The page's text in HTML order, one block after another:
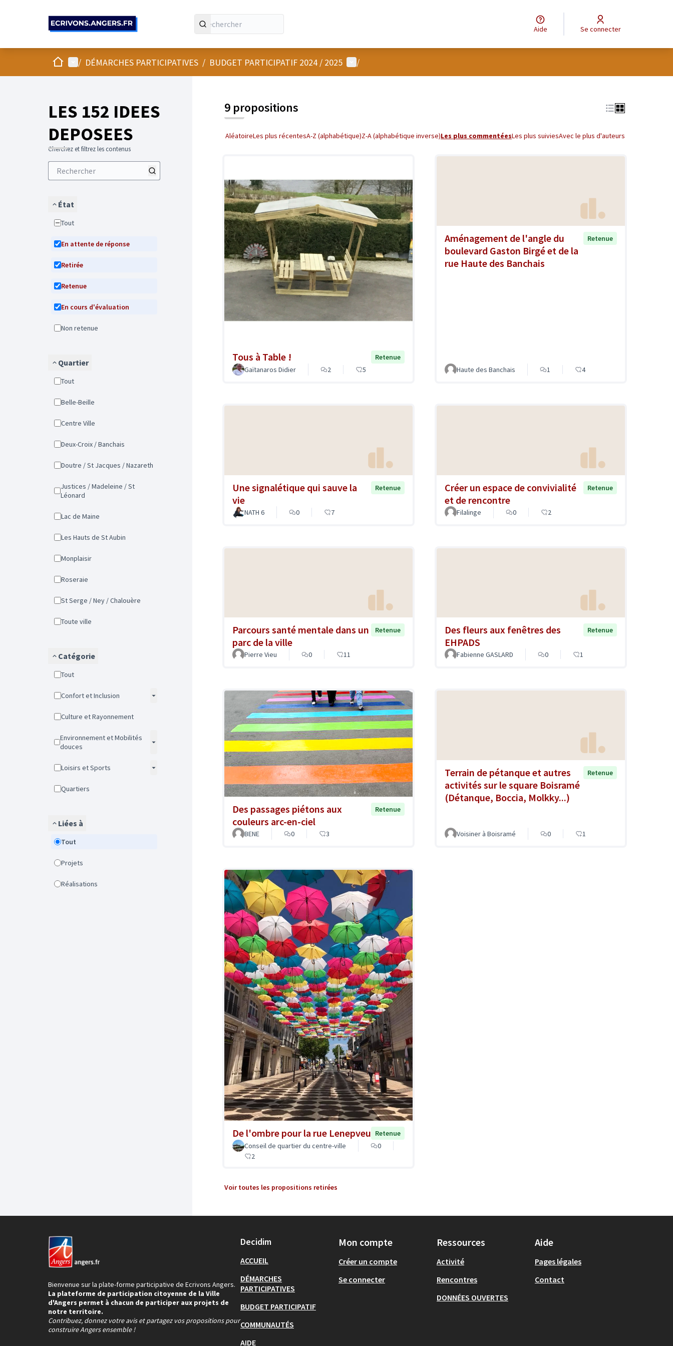
Aide Se connecter
AccueilMenu principal
/ DÉMARCHES PARTICIPATIVES / BUDGET PARTICIPATIF 2024 / 2025 Menu utilisateur
/
LES 152 IDEES
DEPOSEES
Cherchez et filtrez les contenus
État
Tout
En attente de réponse
Retirée
Retenue
En cours d'évaluation
Non retenue
Quartier
Tout
Belle-Beille
Centre Ville
Deux-Croix / Banchais
Doutre / St Jacques / Nazareth
Justices / Madeleine / St
Léonard
Lac de Maine
Les Hauts de St Aubin
Monplaisir
Roseraie
St Serge / Ney / Chalouère
Toute ville
Catégorie
Tout
Confort et Inclusion
Culture et Rayonnement
Environnement et Mobilités
douces
Loisirs et Sports
Quartiers
Liées à
Tout
Projets
Réalisations
9 propositions
AléatoireLes plus récentesA-Z (alphabétique)Z-A (alphabétique inverse)Les plus commentéesLes plus suiviesAvec le plus d'auteurs
Tous à Table !
Retenue
Gaïtanaros Didier
2 5
Aménagement de l'angle du
boulevard Gaston Birgé et de la
rue Haute des Banchais
Retenue
Haute des Banchais 1 4
Une signalétique qui sauve la
vie
Retenue
NATH 6 0 7
Créer un espace de convivialité
et de rencontre
Retenue
Filalinge 0 2
Parcours santé mentale dans un
parc de la ville
Retenue
Pierre Vieu 0 11
Des fleurs aux fenêtres des
EHPADS
Retenue
Fabienne GASLARD 0 1
Des passages piétons aux
couleurs arc-en-ciel
Retenue
BENE 0 3
Terrain de pétanque et autres
activités sur le square Boisramé
(Détanque, Boccia, Molkky...)
Retenue
Voisiner à Boisramé 0 1
De l'ombre pour la rue Lenepveu Retenue
Conseil de quartier du centre-ville
0
2
Voir toutes les propositions retirées
Bienvenue sur la plate-forme participative de Ecrivons Angers.
La plateforme de participation citoyenne de la Ville
d'Angers permet à chacun de participer aux projets de
notre territoire.
Contribuez, donnez votre avis et partagez vos propositions pour
construire Angers ensemble !
Decidim
ACCUEIL
DÉMARCHES
PARTICIPATIVES
BUDGET PARTICIPATIF
COMMUNAUTÉS
AIDE
Mon compte
Créer un compte
Se connecter
Ressources
Activité
Rencontres
DONNÉES OUVERTES
Aide
Pages légales
Contact